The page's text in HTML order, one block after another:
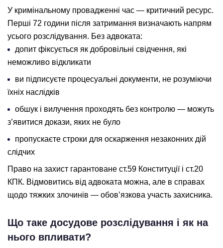
У кримінальному провадженні час — критичний ресурс.
Перші 72 години після затримання визначають напрям
усього розслідування. Без адвоката:
допит фіксується як добровільні свідчення, які
неможливо відкликати
ви підписуєте процесуальні документи, не розуміючи
їхніх наслідків
обшук і вилучення проходять без контролю — можуть
з’явитися докази, яких не було
пропускаєте строки для оскарження незаконних дій
слідчих
Право на захист гарантоване ст.59 Конституції і ст.20
КПК. Відмовитись від адвоката можна, але в справах
щодо тяжких злочинів — обов’язкова участь захисника.
Що таке досудове розслідування і як на
нього впливати?